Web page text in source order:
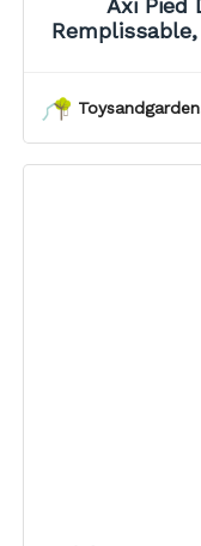
Axi Pied
Remplissable, Noir Socle, Base